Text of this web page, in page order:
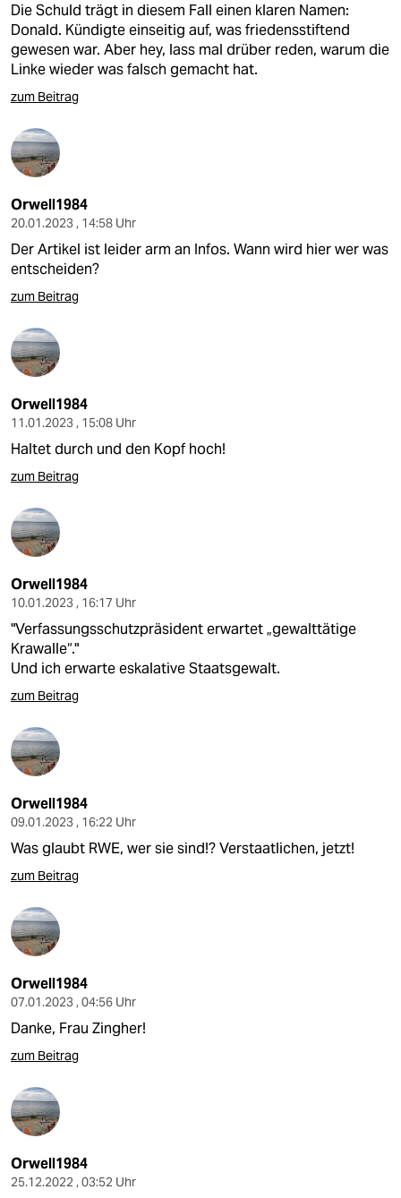
Die Schuld trägt in diesem Fall einen klaren Namen:
Donald. Kündigte einseitig auf, was friedensstiftend
gewesen war. Aber hey, lass mal drüber reden, warum die
Linke wieder was falsch gemacht hat.
zum Beitrag
Orwell1984
20.01.2023 , 14:58 Uhr
Der Artikel ist leider arm an Infos. Wann wird hier wer was
entscheiden?
zum Beitrag
Orwell1984
11.01.2023 , 15:08 Uhr
Haltet durch und den Kopf hoch!
zum Beitrag
Orwell1984
10.01.2023 , 16:17 Uhr
"Verfassungsschutzpräsident erwartet „gewalttätige
Krawalle“."
Und ich erwarte eskalative Staatsgewalt.
zum Beitrag
Orwell1984
09.01.2023 , 16:22 Uhr
Was glaubt RWE, wer sie sind!? Verstaatlichen, jetzt!
zum Beitrag
Orwell1984
07.01.2023 , 04:56 Uhr
Danke, Frau Zingher!
zum Beitrag
Orwell1984
25.12.2022 , 03:52 Uhr